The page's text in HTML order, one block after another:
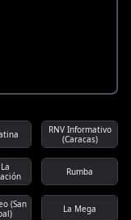
RNV Informativo
(Caracas)
Rumba
(San
La Mega